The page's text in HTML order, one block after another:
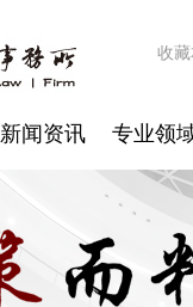
收
新闻资讯 专业领